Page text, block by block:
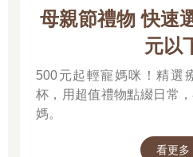
母親節禮物 快速
元以
500元起輕寵媽咪！精選
杯，用超值禮物點綴日常
媽。
看更多